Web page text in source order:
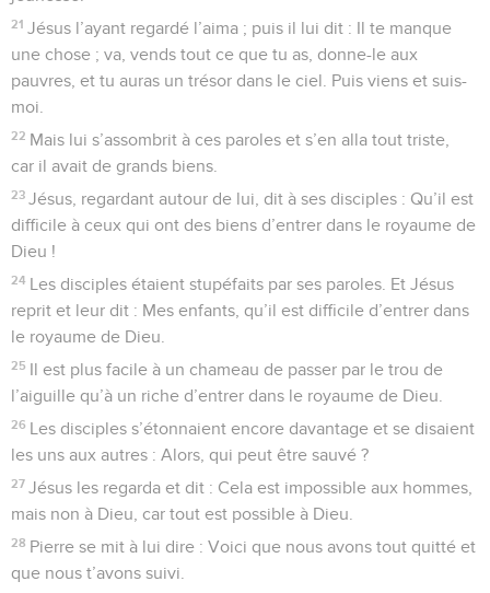
21 Jésus l’ayant regardé l’aima ; puis il lui dit : Il te manque
une chose ; va, vends tout ce que tu as, donne-le aux
pauvres, et tu auras un trésor dans le ciel. Puis viens et suis-
moi.
22 Mais lui s’assombrit à ces paroles et s’en alla tout triste,
car il avait de grands biens.
23 Jésus, regardant autour de lui, dit à ses disciples : Qu’il est
difficile à ceux qui ont des biens d’entrer dans le royaume de
Dieu !
24 Les disciples étaient stupéfaits par ses paroles. Et Jésus
reprit et leur dit : Mes enfants, qu’il est difficile d’entrer dans
le royaume de Dieu.
25 Il est plus facile à un chameau de passer par le trou de
l’aiguille qu’à un riche d’entrer dans le royaume de Dieu.
26 Les disciples s’étonnaient encore davantage et se disaient
les uns aux autres : Alors, qui peut être sauvé ?
27 Jésus les regarda et dit : Cela est impossible aux hommes,
mais non à Dieu, car tout est possible à Dieu.
28 Pierre se mit à lui dire : Voici que nous avons tout quitté et
que nous t’avons suivi.